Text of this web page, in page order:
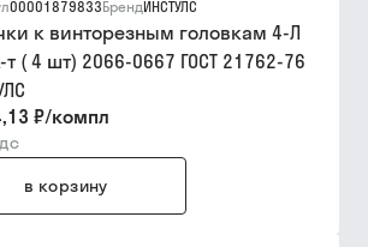
00001879833БрендИНСТУЛС
к винторезным головкам 4-Л
т ( 4 шт) 2066-0667 ГОСТ 21762-76
₽/компл
в корзину